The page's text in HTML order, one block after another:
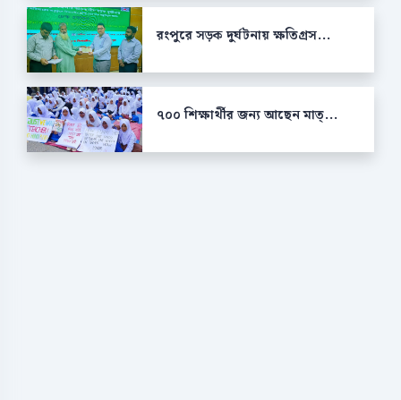
রংপুরে সড়ক দুর্ঘটনায় ক্ষতিগ্রস...
৭০০ শিক্ষার্থীর জন্য আছেন মাত্...